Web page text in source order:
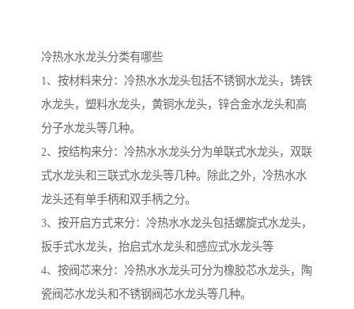
冷热水水龙头分类有哪些
1、按材料来分：冷热水水龙头包括不锈钢水龙头，铸铁
水龙头，塑料水龙头，黄铜水龙头，锌合金水龙头和高
分子水龙头等几种。
2、按结构来分：冷热水水龙头分为单联式水龙头，双联
式水龙头和三联式水龙头等几种。除此之外，冷热水水
龙头还有单手柄和双手柄之分。
3、按开启方式来分：冷热水水龙头包括螺旋式水龙头，
扳手式水龙头，抬启式水龙头和感应式水龙头等
4、按阀芯来分：冷热水水龙头可分为橡胶芯水龙头，陶
瓷阀芯水龙头和不锈钢阀芯水龙头等几种。